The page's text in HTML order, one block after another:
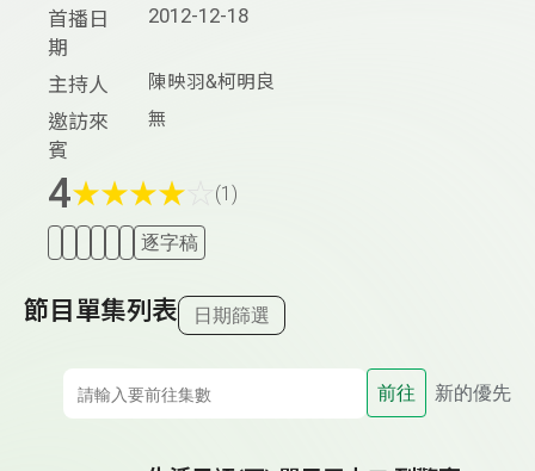
首播日
期
2012-12-18
主持人 陳映羽&柯明良
邀訪來
賓
無
4★★★★ (1)
逐字稿
節目單集列表 日期篩選
前往 新的優先